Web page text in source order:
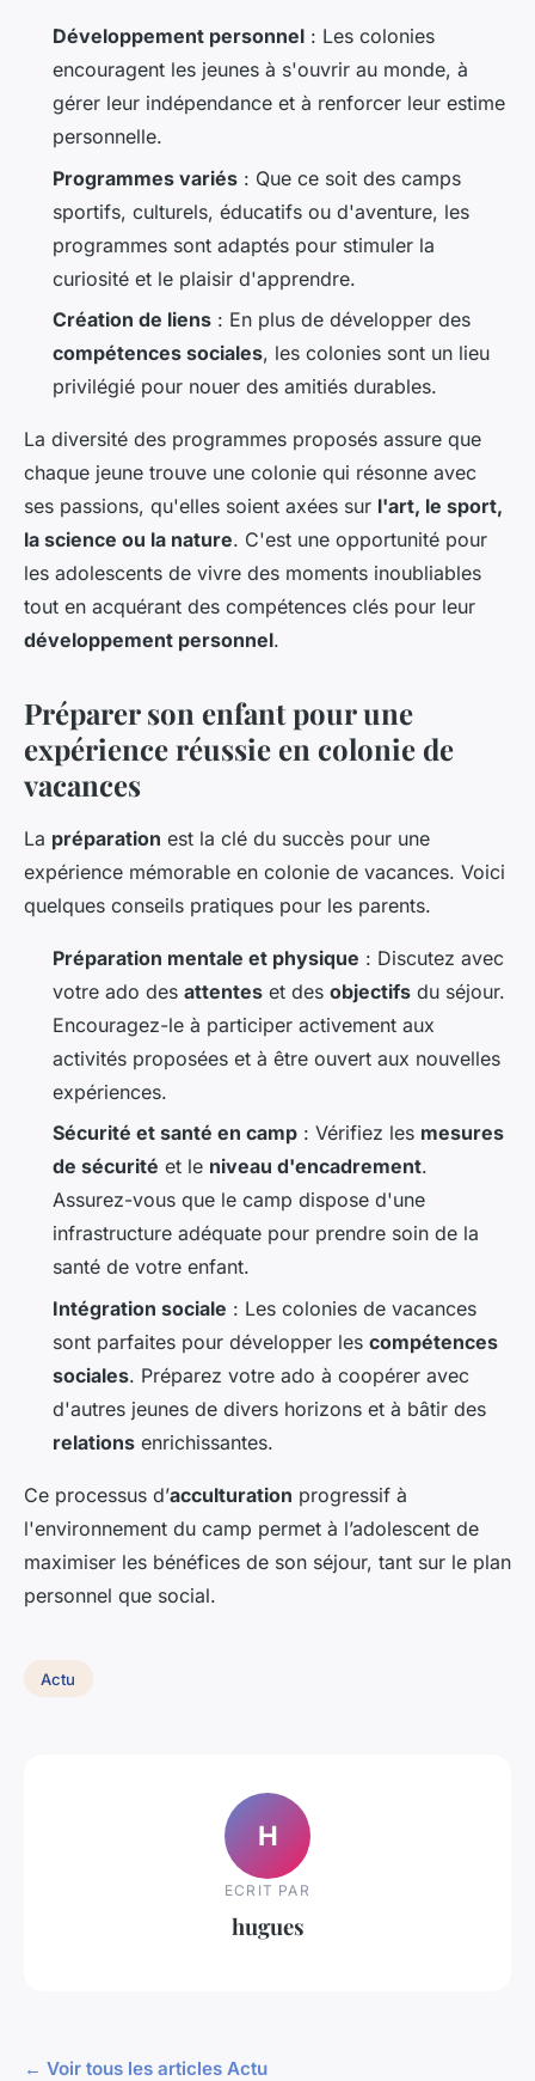
Développement personnel : Les colonies
encouragent les jeunes à s'ouvrir au monde, à
gérer leur indépendance et à renforcer leur estime
personnelle.
Programmes variés : Que ce soit des camps
sportifs, culturels, éducatifs ou d'aventure, les
programmes sont adaptés pour stimuler la
curiosité et le plaisir d'apprendre.
Création de liens : En plus de développer des
compétences sociales, les colonies sont un lieu
privilégié pour nouer des amitiés durables.
La diversité des programmes proposés assure que
chaque jeune trouve une colonie qui résonne avec
ses passions, qu'elles soient axées sur l'art, le sport,
la science ou la nature. C'est une opportunité pour
les adolescents de vivre des moments inoubliables
tout en acquérant des compétences clés pour leur
développement personnel.
Préparer son enfant pour une
expérience réussie en colonie de
vacances
La préparation est la clé du succès pour une
expérience mémorable en colonie de vacances. Voici
quelques conseils pratiques pour les parents.
Préparation mentale et physique : Discutez avec
votre ado des attentes et des objectifs du séjour.
Encouragez-le à participer activement aux
activités proposées et à être ouvert aux nouvelles
expériences.
Sécurité et santé en camp : Vérifiez les mesures
de sécurité et le niveau d'encadrement.
Assurez-vous que le camp dispose d'une
infrastructure adéquate pour prendre soin de la
santé de votre enfant.
Intégration sociale : Les colonies de vacances
sont parfaites pour développer les compétences
sociales. Préparez votre ado à coopérer avec
d'autres jeunes de divers horizons et à bâtir des
relations enrichissantes.
Ce processus d’acculturation progressif à
l'environnement du camp permet à l’adolescent de
maximiser les bénéfices de son séjour, tant sur le plan
personnel que social.
Actu
H
ECRIT PAR
hugues
← Voir tous les articles Actu